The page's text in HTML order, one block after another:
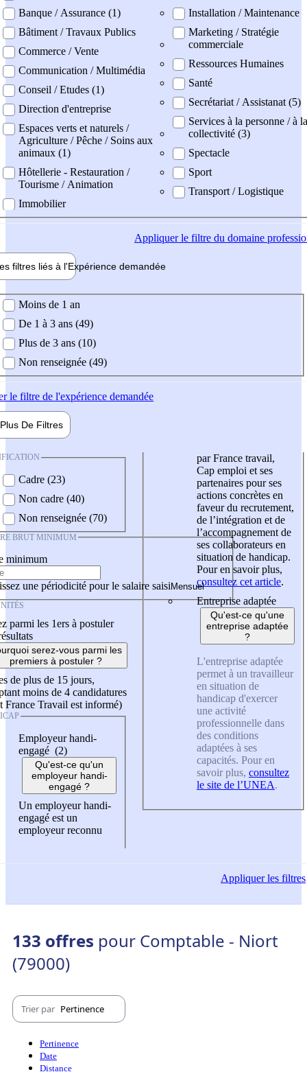
Banque / Assurance (1)
Bâtiment / Travaux Publics
Commerce / Vente
Communication / Multimédia
Conseil / Etudes (1)
Direction d'entreprise
Espaces verts et naturels /
Agriculture / Pêche / Soins aux
animaux (1)
Hôtellerie - Restauration /
Tourisme / Animation
Immobilier
Installation / Maintenance
Marketing / Stratégie
commerciale
Ressources Humaines
Santé
Secrétariat / Assistanat (5)
Services à la personne / à la
collectivité (3)
Spectacle
Sport
Transport / Logistique
Appliquerle filtre du domaine
filtres liés à l'Expérience demandée
demandée
Moins de 1 an
De 1 à 3 ans (49)
Plus de 3 ans (10)
Non renseignée (49)
le filtre de l'expérience demandée
Plus De Filtres
Cadre (23)
Non cadre (40)
Non renseignée (70)
BRUT MINIMUM
minimum
une périodicité pour le salaire saisi
parmi les 1ers à postuler
serez-vous parmi les
premiers à postuler ?
de plus de 15 jours,
moins de 4 candidatures
France Travail est informé)
Employeur handi-
engagé (2)
Qu'est-ce qu'un
employeur handi-
engagé ?
Un employeur handi-
engagé est un
employeur reconnu
par France travail,
Cap emploi et ses
partenaires pour ses
actions concrètes en
faveur du recrutement,
de l’intégration et de
l’accompagnement de
ses collaborateurs en
situation de handicap.
Pour en savoir plus,
consultez cet article.
Entreprise adaptée
Qu'est-ce qu'une
entreprise adaptée
?
L'entreprise adaptée
permet à un travailleur
en situation de
handicap d'exercer
une activité
professionnelle dans
des conditions
adaptées à ses
capacités. Pour en
savoir plus, consultez
le site de l’UNEA.
Appliquerles filtres
133 offres pour Comptable - Niort
(79000)
Trier par Pertinence
Pertinence
Date
Distance